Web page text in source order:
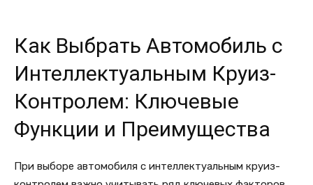
Как Выбрать Автомобиль с
Интеллектуальным Круиз-
Контролем: Ключевые
Функции и Преимущества
При выборе автомобиля с интеллектуальным круиз-